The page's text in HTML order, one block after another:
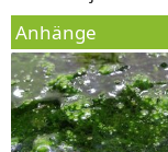
Anhänge